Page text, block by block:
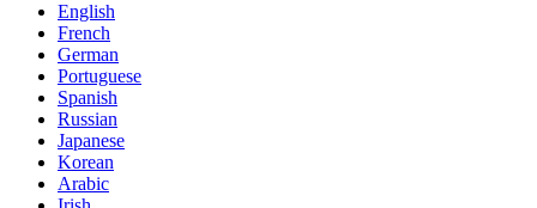
English
French
German
Portuguese
Spanish
Russian
Japanese
Korean
Arabic